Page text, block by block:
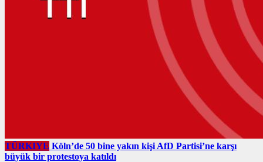
TÜRKIYE Köln’de 50 bine yakın kişi AfD Partisi’ne karşı
büyük bir protestoya katıldı